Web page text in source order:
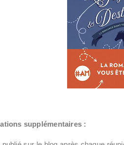
supplémentaires :